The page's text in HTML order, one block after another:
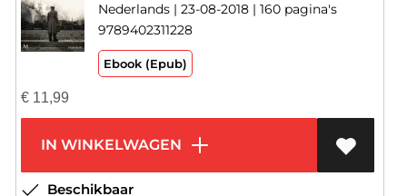
Nederlands | 23-08-2018 | 160 pagina's
9789402311228
Ebook (Epub)
€11,99
IN WINKELWAGEN
Beschikbaar